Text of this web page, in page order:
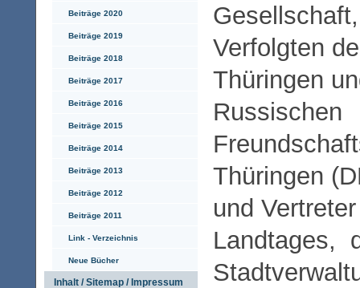
Beiträge 2020
Beiträge 2019
Beiträge 2018
Beiträge 2017
Beiträge 2016
Beiträge 2015
Beiträge 2014
Beiträge 2013
Beiträge 2012
Beiträge 2011
Link - Verzeichnis
Neue Bücher
Inhalt / Sitemap / Impressum
Verfolgten
Thüringen
Russischen
Thüringen
und
Landtages,